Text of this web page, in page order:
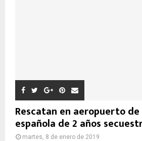
Rescatan en aeropuerto de
española de 2 años
martes, 8 de enero de 2019